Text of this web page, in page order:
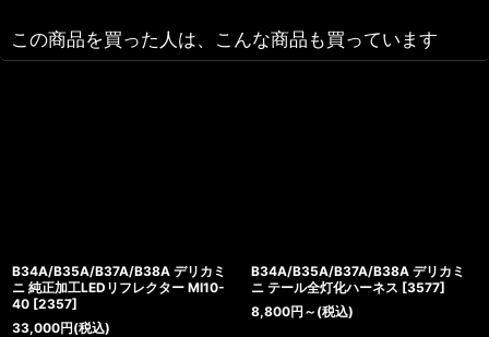
この商品を買った人は、こんな商品も買っています
B34A/B35A/B37A/B38A デリカミ
ニ 純正加工LEDリフレクター MI10-
40 [2357]
33,000円(税込)
B34A/B35A/B37A/B38A デリカミ
ニ テール全灯化ハーネス [3577]
8,800円 ～ (税込)